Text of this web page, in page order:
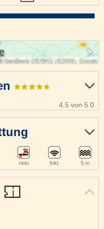
4.5 von 5.0
nein Inkl. 5 m